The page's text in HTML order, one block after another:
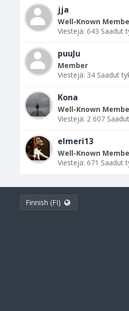
jja
Well-Known
Viestejä: 643 Saadut
puuJu
Member
Viestejä: 34 Saadut
Kona
Well-Known
Viestejä: 2 607
elmeri13
Well-Known
Viestejä: 671 Saadut
Finnish (FI)